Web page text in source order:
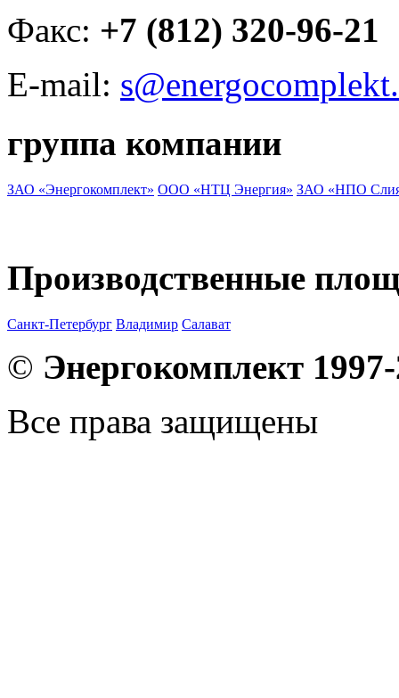
Факс: +7 (812) 320-96-21
E-mail:
группа компании
ЗАО «Энергокомплект» ООО «НТЦ Энергия» ЗАО «НПО
Производственные
Санкт-Петербург Владимир Салават
© Энергокомплект
Все права защищены